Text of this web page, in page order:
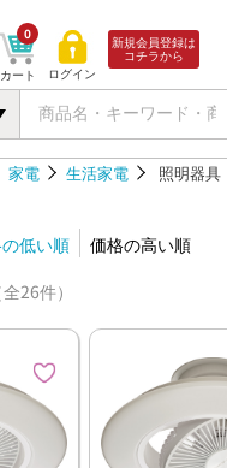
カート
0
ログイン
新規会員登録は
コチラから
家電 生活家電 照明器具
低い順
価格の高い順
26件）